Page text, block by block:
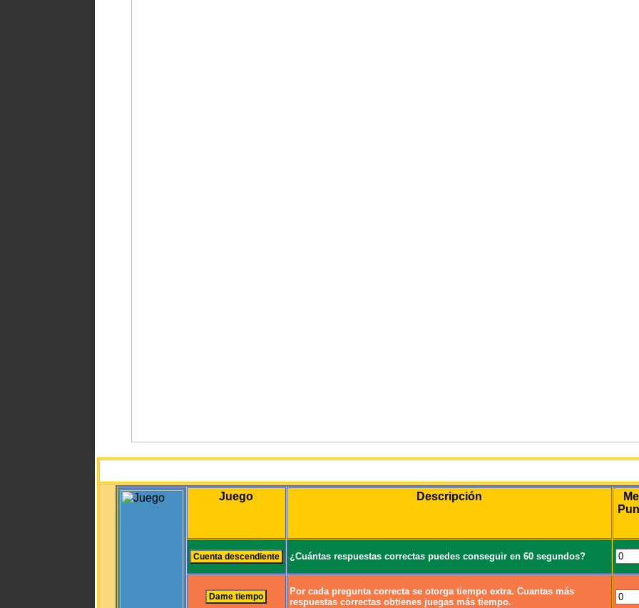
Juego Descripción
¿Cuántas respuestas correctas puedes conseguir en 60 segundos?
Por cada pregunta correcta se otorga tiempo extra. Cuantas más
respuestas correctas obtienes juegas más tiempo.